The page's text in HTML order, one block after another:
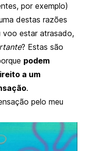
por exemplo)
destas razões
estar atrasado,
? Estas são
podem
a um
.
pelo meu